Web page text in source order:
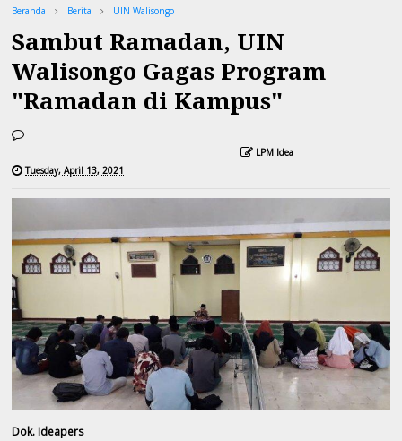
Beranda Berita UIN Walisongo
Sambut Ramadan, UIN
Walisongo Gagas Program
"Ramadan di Kampus"
LPM Idea
Tuesday, April 13, 2021
Dok. Ideapers